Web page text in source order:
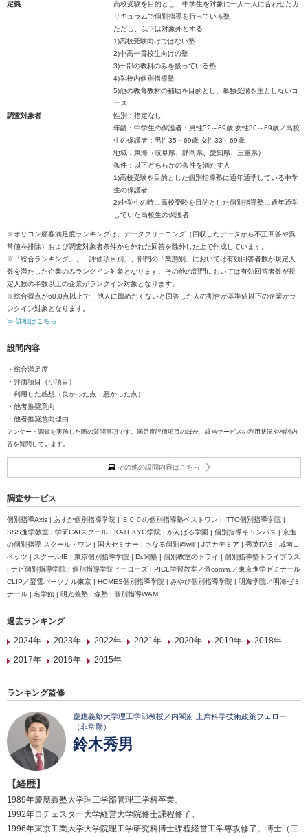
定義
高校受験を目的とし、中学生を対象に一人一人に合わせたカ
リキュラムで個別指導を行っている塾
ただし、以下は対象外とする
1)高校受験向けではない塾
2)中高一貫校生向けの塾
3)一部の教科のみを扱っている塾
4)学校内個別指導塾
5)他の教育教材の補助を目的とし、単独受講を主としないコ
ース
調査対象者
性別：指定なし
年齢：中学生の保護者：男性32～69歳 女性30～69歳／高校
生の保護者：男性35～69歳 女性33～69歳
地域：東海（岐阜県、静岡県、愛知県、三重県）
条件：以下どちらかの条件を満たす人
1)高校受験を目的とした個別指導塾に通年通学している中学
生の保護者
2)中学生の時に高校受験を目的とした個別指導塾に通年通学
していた高校生の保護者
※オリコン顧客満足度ランキングは、データクリーニング（回収したデータから不正回答や異
常値を排除）および調査対象者条件から外れた回答を除外した上で作成しています。
※「総合ランキング」、「評価項目別」、部門の「業態別」においては有効回答者数が規定人
数を満たした企業のみランクイン対象となります。その他の部門においては有効回答者数が規
定人数の半数以上の企業がランクイン対象となります。
※総合得点が60.0点以上で、他人に薦めたくないと回答した人の割合が基準値以下の企業がラ
ンクイン対象となります。
≫ 詳細はこちら
設問内容
・総合満足度
・評価項目（小項目）
・利用した感想（良かった点・悪かった点）
・他者推奨意向
・他者推奨意向理由
アンケート調査を実施した際の質問事項です。満足度評価項目のほか、該当サービスの利用状況や検討内
容を質問しています。
その他の設問内容はこちら
調査サービス
個別指導Axis | あすか個別指導学院 | ＥＣＣの個別指導塾ベストワン | ITTO個別指導学院 |
SSS進学教室 | 学研CAIスクール | KATEKYO学院 | がんばる学園 | 個別指導キャンパス | 京進
の個別指導 スクール・ワン | 国大セミナー | さなる個別@will | Jアカデミア | 秀英PAS | 城南コ
ベッツ | スクールIE | 東京個別指導学院 | Dr.関塾 | 個別教室のトライ | 個別指導塾トライプラス
| ナビ個別指導学院 | 個別指導学院ヒーローズ | PICL学習教室／遊comm.／東京進学ゼミナール
CLIP／螢雪パーソナル東京 | HOMES個別指導学院 | みやび個別指導学院 | 明海学院／明海ゼミ
ナール | 名学館 | 明光義塾 | 森塾 | 個別指導WAM
過去ランキング
2024年
2023年 2022年 2021年 2020年 2019年
2018年
2017年
2016年 2015年
ランキング監修
慶應義塾大学理工学部教授／内閣府 上席科学技術政策フェロー
（非常勤）
鈴木秀男
【経歴】
1989年慶應義塾大学理工学部管理工学科卒業。
1992年ロチェスター大学経営大学院修士課程修了。
1996年東京工業大学大学院理工学研究科博士課程経営工学専攻修了。博士（工